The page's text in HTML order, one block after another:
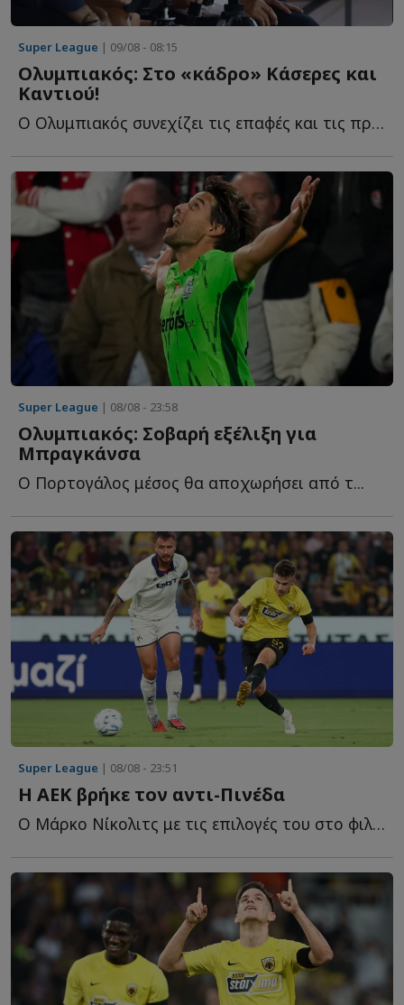
Super League | 09/08 - 08:15
Ολυμπιακός: Στο «κάδρο» Κάσερες και
Καντιού!
Ο Ολυμπιακός συνεχίζει τις επαφές και τις προσπάθειές τ...
Super League | 08/08 - 23:58
Ολυμπιακός: Σοβαρή εξέλιξη για
Μπραγκάνσα
Ο Πορτογάλος μέσος θα αποχωρήσει από τ...
Super League | 08/08 - 23:51
Η ΑΕΚ βρήκε τον αντι-Πινέδα
Ο Μάρκο Νίκολιτς με τις επιλογές του στο φιλικό της Α...